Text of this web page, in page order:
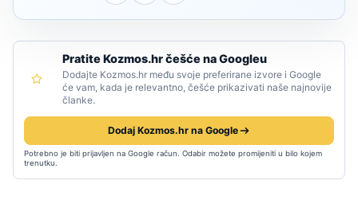
Pratite Kozmos.hr češće na Googleu
Dodajte Kozmos.hr među svoje preferirane izvore i Google
će vam, kada je relevantno, češće prikazivati naše najnovije
članke.
Dodaj Kozmos.hr na Google
Potrebno je biti prijavljen na Google račun. Odabir možete promijeniti u bilo kojem
trenutku.